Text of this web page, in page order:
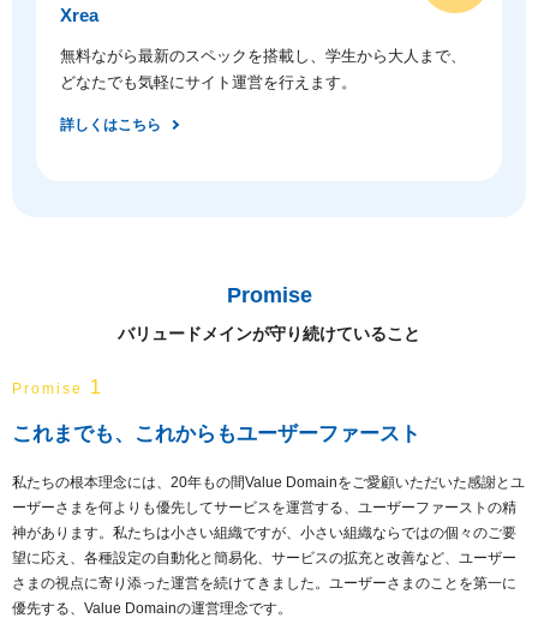
Xrea
無料ながら最新のスペックを搭載し、学生から大人まで、
どなたでも気軽にサイト運営を行えます。
詳しくはこちら
Promise
バリュードメインが守り続けていること
Promise 1
これまでも、これからもユーザーファースト
私たちの根本理念には、20年もの間Value Domainをご愛顧いただいた感謝とユ
ーザーさまを何よりも優先してサービスを運営する、ユーザーファーストの精
神があります。私たちは小さい組織ですが、小さい組織ならではの個々のご要
望に応え、各種設定の自動化と簡易化、サービスの拡充と改善など、ユーザー
さまの視点に寄り添った運営を続けてきました。ユーザーさまのことを第一に
優先する、Value Domainの運営理念です。